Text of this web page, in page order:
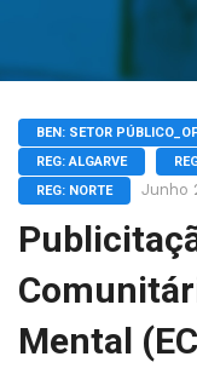
BEN: SETOR
REG: ALGARVE
REG: NORTE
Junho
Mental